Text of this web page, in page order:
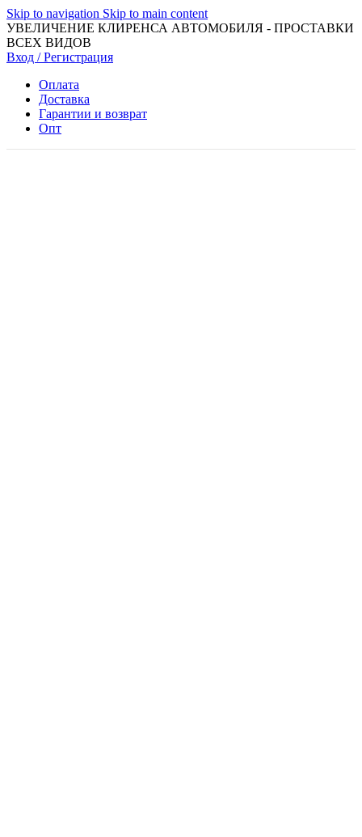
Skip to navigation Skip to main content
УВЕЛИЧЕНИЕ КЛИРЕНСА АВТОМОБИЛЯ - ПРОСТАВКИ
ВСЕХ ВИДОВ
Вход / Регистрация
Оплата
Доставка
Гарантии и возврат
Опт